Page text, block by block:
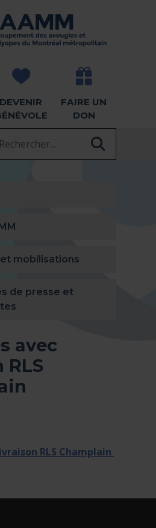
D'ACCUEIL -
DEVENIR
FAIRE UN
DON
mobilisations
de presse et
avec
RLS
RLS Champlain